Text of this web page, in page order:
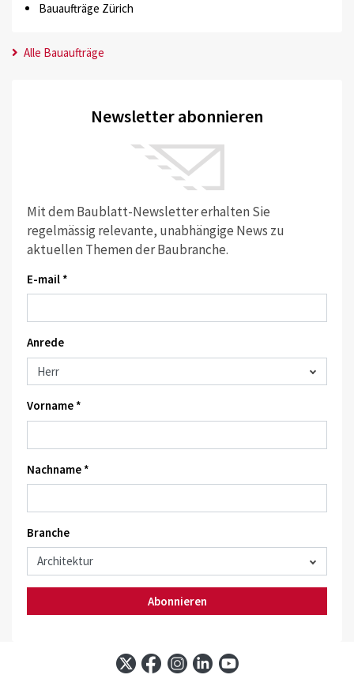
Bauaufträge Zürich
Alle Bauaufträge
Newsletter abonnieren
Mit dem Baublatt-Newsletter erhalten Sie
regelmässig relevante, unabhängige News zu
aktuellen Themen der Baubranche.
E-mail *
Anrede
Vorname *
Nachname *
Branche
Abonnieren